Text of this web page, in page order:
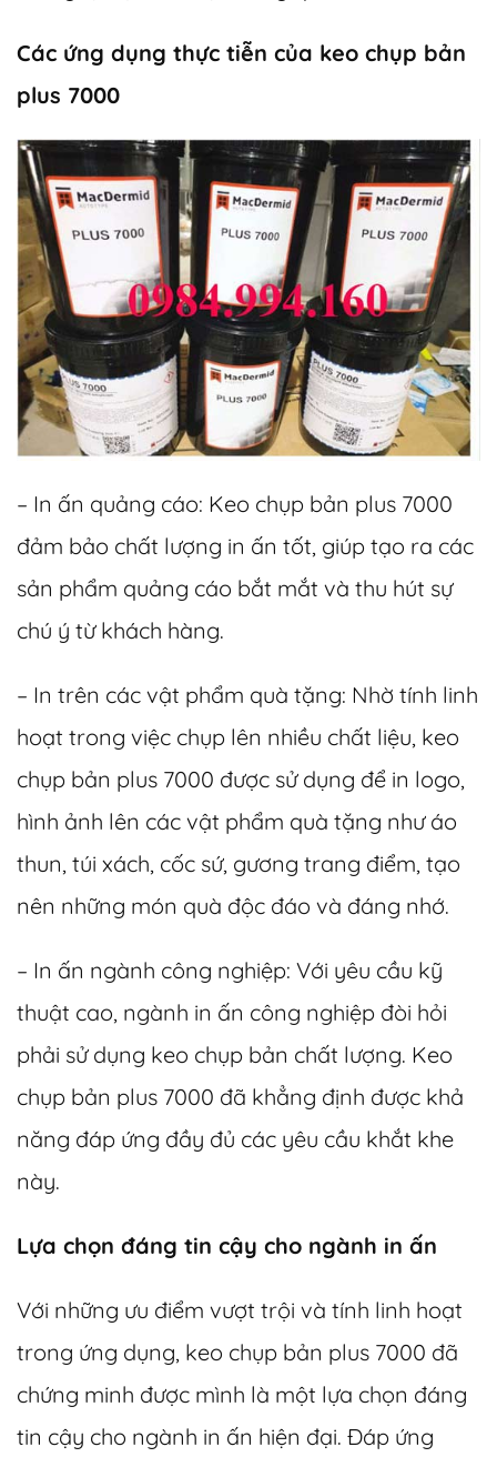
Các ứng dụng thực tiễn của keo chụp bản
plus 7000
– In ấn quảng cáo: Keo chụp bản plus 7000
đảm bảo chất lượng in ấn tốt, giúp tạo ra các
sản phẩm quảng cáo bắt mắt và thu hút sự
chú ý từ khách hàng.
– In trên các vật phẩm quà tặng: Nhờ tính linh
hoạt trong việc chụp lên nhiều chất liệu, keo
chụp bản plus 7000 được sử dụng để in logo,
hình ảnh lên các vật phẩm quà tặng như áo
thun, túi xách, cốc sứ, gương trang điểm, tạo
nên những món quà độc đáo và đáng nhớ.
– In ấn ngành công nghiệp: Với yêu cầu kỹ
thuật cao, ngành in ấn công nghiệp đòi hỏi
phải sử dụng keo chụp bản chất lượng. Keo
chụp bản plus 7000 đã khẳng định được khả
năng đáp ứng đầy đủ các yêu cầu khắt khe
này.
Lựa chọn đáng tin cậy cho ngành in ấn
Với những ưu điểm vượt trội và tính linh hoạt
trong ứng dụng, keo chụp bản plus 7000 đã
chứng minh được mình là một lựa chọn đáng
tin cậy cho ngành in ấn hiện đại. Đáp ứng